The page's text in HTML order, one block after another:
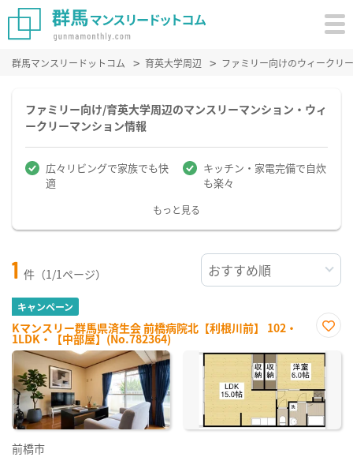
群馬マンスリードットコム 育英大学周辺 ファミリー向けのウィークリ
ファミリー向け/育英大学周辺のマンスリーマンション・ウィ
ークリーマンション情報
広々リビングで家族でも快
適
キッチン・家電完備で自炊
も楽々
もっと見る
1 件（1/1ページ）
キャンペーン
Kマンスリー群馬県済生会 前橋病院北【利根川前】 102・
1LDK・【中部屋】(No.782364)
に入
り登
録
前橋市